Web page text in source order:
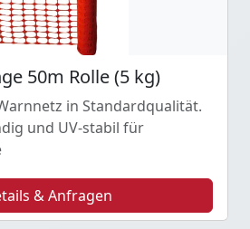
50m Rolle (5 kg)
in Standardqualität.
und UV-stabil für
& Anfragen